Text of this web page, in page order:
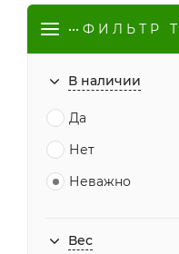
••• Ф И Л Ь Т Р Т
В наличии
Да
Нет
Неважно
Вес